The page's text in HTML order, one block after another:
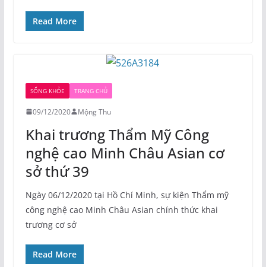
Read More
SỐNG KHỎE TRANG CHỦ
09/12/2020 Mộng Thu
Khai trương Thẩm Mỹ Công
nghệ cao Minh Châu Asian cơ
sở thứ 39
Ngày 06/12/2020 tại Hồ Chí Minh, sự kiện Thẩm mỹ
công nghệ cao Minh Châu Asian chính thức khai
trương cơ sở
Read More